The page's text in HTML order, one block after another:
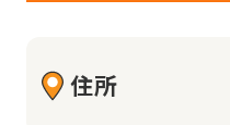
住所